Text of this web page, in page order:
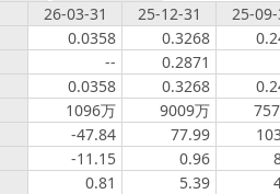
26-03-31 25-12-31
25-
0.0358 0.3268
--
0.2871
0.0358 0.3268
1096万 9009万
-47.84 77.99
-11.15 0.96
0.81 5.39